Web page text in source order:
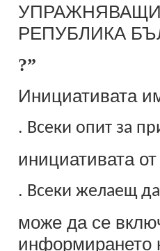
РЕПУБЛИКА
?”
Инициативата
. Всеки опит за
инициативата
. Всеки желаещ
може да се
информирането